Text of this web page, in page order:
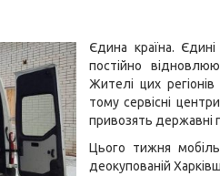
Єдина країна.
постійно
Жителі цих
тому сервісні
привозять державні
Цього тижня
деокупованій